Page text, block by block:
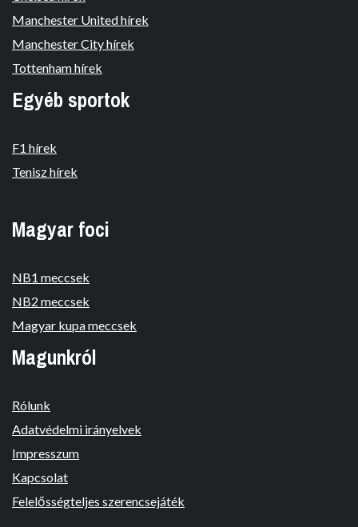
Manchester United hírek
Manchester City hírek
Tottenham hírek
Egyéb sportok
F1 hírek
Tenisz hírek
Magyar foci
NB1 meccsek
NB2 meccsek
Magyar kupa meccsek
Magunkról
Rólunk
Adatvédelmi irányelvek
Impresszum
Kapcsolat
Felelősségteljes szerencsejáték